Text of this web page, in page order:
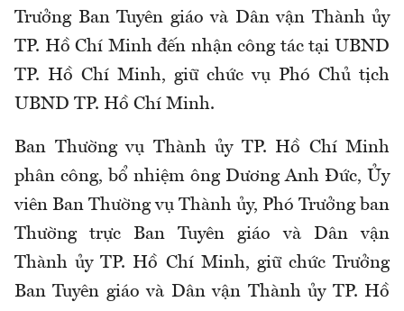
Trưởng Ban Tuyên giáo và Dân vận Thành ủy
TP. Hồ Chí Minh đến nhận công tác tại UBND
TP. Hồ Chí Minh, giữ chức vụ Phó Chủ tịch
UBND TP. Hồ Chí Minh.
Ban Thường vụ Thành ủy TP. Hồ Chí Minh
phân công, bổ nhiệm ông Dương Anh Đức, Ủy
viên Ban Thường vụ Thành ủy, Phó Trưởng ban
Thường trực Ban Tuyên giáo và Dân vận
Thành ủy TP. Hồ Chí Minh, giữ chức Trưởng
Ban Tuyên giáo và Dân vận Thành ủy TP. Hồ